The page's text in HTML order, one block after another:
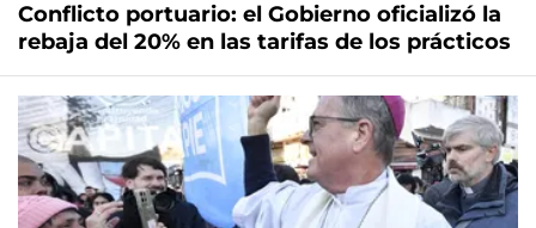
Conflicto portuario: el Gobierno oficializó la
rebaja del 20% en las tarifas de los prácticos